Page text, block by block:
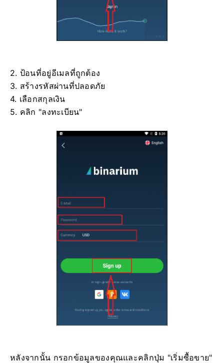
2. ป้อนที่อยู่อีเมลที่ถูกต้อง
3. สร้างรหัสผ่านที่ปลอดภัย
4. เลือกสกุลเงิน
5. คลิก "ลงทะเบียน"
หลังจากนั้น กรอกข้อมูลของคุณและคลิกปุ่ม "เริ่มซื้อขาย"